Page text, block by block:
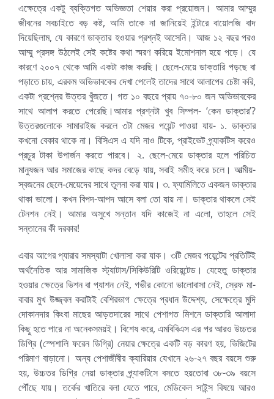
এক্ষেত্রে একটু ব্যক্তিগত অভিজ্ঞতা শেয়ার করা প্রয়োজন। আমার আম্মুর
জীবনের সবচাইতে বড় কষ্ট, আমি তাকে না জানিয়েই ইন্টারে বায়োলজি বাদ
দিয়েছিলাম, যে কারণে ডাক্তার হওয়ার প্রশ্নই আসেনি। আজ ১২ বছর পরও
আম্মু প্রসঙ্গ উঠলেই সেই কষ্টের কথা স্মরণ করিয়ে ইমোশনাল হয়ে পড়ে। যে
কারণে ২০০৭ থেকে আমি একটা কাজ করছি। ছেলে-মেয়ে ডাক্তারি পড়ছে বা
পড়াতে চায়, এরকম অভিভাবকের দেখা পেলেই তাদের সাথে আলাপের চেষ্টা করি,
একটা প্রশ্নের উত্তর খুঁজতে। গত ১০ বছরে প্রায় ৭০-৮০ জন অভিভাবকের
সাথে আলাপ করতে পেরেছি।আমার প্রশ্নটা খুব সিম্পল- ‘কেন ডাক্তার’?
উত্তরগুলোকে সামারাইজ করলে ৩টা মেজর পয়েন্ট পাওয়া যায়- ১. ডাক্তার
কখনো বেকার থাকে না। বিসিএস এ যদি নাও টিকে, প্রাইভেট প্র্যাকটিস করেও
প্রচুর টাকা উপার্জন করতে পারবে। ২. ছেলে-মেয়ে ডাক্তার হলে পরিচিত
মানুষজন আর সমাজের কাছে কদর বেড়ে যায়, সবাই সমীহ করে চলে। আত্মীয়-
স্বজনের ছেলে-মেয়েদের সাথে তুলনা করা যায়। ৩. ফ্যামিলিতে একজন ডাক্তার
থাকা ভালো। কখন বিপদ-আপদ আসে বলা তো যায় না। ডাক্তার থাকলে সেই
টেনশন নেই। আমার অসুখে সন্তান যদি কাজেই না এলো, তাহলে সেই
সন্তানের কী দরকার!
এবার আগের প্যারার সমস্যাটা খোলাসা করা যাক। ৩টি মেজর পয়েন্টের প্রতিটিই
অর্থনৈতিক আর সামাজিক স্ট্যাটাস/সিকিউরিটি ওরিয়েন্টেড। যেহেতু ডাক্তার
হওয়ার ক্ষেত্রে ভিশন বা প্যাশন নেই, গভীর কোনো ভালোবাসা নেই, স্রেফ মা-
বাবার মুখ উজ্জ্বল করাটাই বেশিরভাগ ক্ষেত্রে প্রধান উদ্দেশ্য, সেক্ষেত্রে মুদি
দোকানদার কিংবা মাছের আড়তদারের সাথে পেশাগত মিশনে ডাক্তারি আলাদা
কিছু হতে পারে না অনেকসময়ই। বিশেষ করে, এমবিবিএস এর পর আরও উচ্চতর
ডিগ্রি (স্পেশালি ফরেন ডিগ্রি) নেয়ার ক্ষেত্রে একটি বড় কারণ হয়, ভিজিটের
পরিমাণ বাড়ানো। অন্য পেশাজীবীর ক্যারিয়ার যেখানে ২৬-২৭ বছর বয়সে শুরু
হয়, উচ্চতর ডিগ্রি নেয়া ডাক্তার প্র্যাকটিসে বসতে হয়তোবা ৩৮-৩৯ বয়সে
পৌঁছে যায়। তর্কের খাতিরে বলা যেতে পারে, মেডিকেল সাইন্স বিষয়ে আরও